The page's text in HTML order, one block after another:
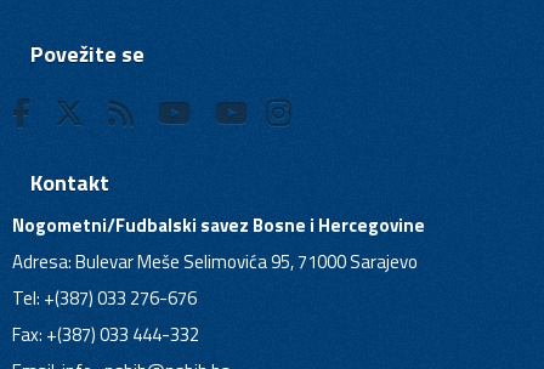
Povežite se
Kontakt
Nogometni/Fudbalski savez Bosne i Hercegovine
Adresa: Bulevar Meše Selimovića 95, 71000 Sarajevo
Tel: +(387) 033 276-676
Fax: +(387) 033 444-332